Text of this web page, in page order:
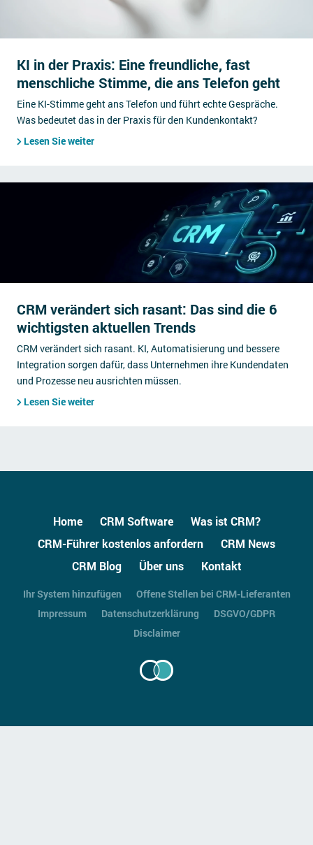
KI in der Praxis: Eine freundliche, fast
menschliche Stimme, die ans Telefon geht
Eine KI-Stimme geht ans Telefon und führt echte Gespräche.
Was bedeutet das in der Praxis für den Kundenkontakt?
Lesen Sie weiter
CRM verändert sich rasant: Das sind die 6
wichtigsten aktuellen Trends
CRM verändert sich rasant. KI, Automatisierung und bessere
Integration sorgen dafür, dass Unternehmen ihre Kundendaten
und Prozesse neu ausrichten müssen.
Lesen Sie weiter
Home CRM Software
Was ist CRM?
CRM-Führer kostenlos anfordern
CRM News
CRM Blog
Über uns Kontakt
Ihr System hinzufügen
Offene Stellen bei CRM-Lieferanten
Impressum
Datenschutzerklärung
DSGVO/GDPR
Disclaimer